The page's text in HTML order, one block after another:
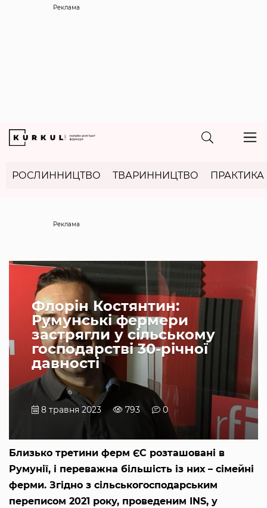
Реклама
РОСЛИННИЦТВО ТВАРИННИЦТВО ПРАКТИКА
Флорін Костянтин:
Румунські фермери
застрягли у сільському
господарстві 30-річної
давності
8 травня 2023 793 0
Близько третини ферм ЄС розташовані в
Румунії, і переважна більшість із них – сімейні
ферми. Згідно з сільськогосподарським
переписом 2021 року, проведеним INS, у
Реклама